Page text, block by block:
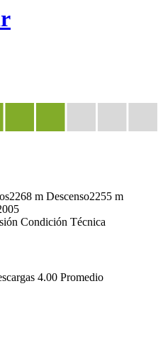
2268 m Descenso2255 m
Condición Técnica
4.00 Promedio